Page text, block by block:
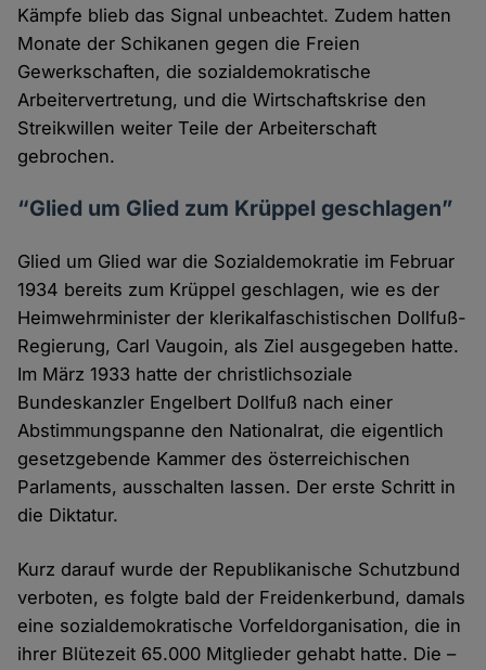
Kämpfe blieb das Signal unbeachtet. Zudem hatten
Monate der Schikanen gegen die Freien
Gewerkschaften, die sozialdemokratische
Arbeitervertretung, und die Wirtschaftskrise den
Streikwillen weiter Teile der Arbeiterschaft
gebrochen.
“Glied um Glied zum Krüppel geschlagen”
Glied um Glied war die Sozialdemokratie im Februar
1934 bereits zum Krüppel geschlagen, wie es der
Heimwehrminister der klerikalfaschistischen Dollfuß-
Regierung, Carl Vaugoin, als Ziel ausgegeben hatte.
Im März 1933 hatte der christlichsoziale
Bundeskanzler Engelbert Dollfuß nach einer
Abstimmungspanne den Nationalrat, die eigentlich
gesetzgebende Kammer des österreichischen
Parlaments, ausschalten lassen. Der erste Schritt in
die Diktatur.
Kurz darauf wurde der Republikanische Schutzbund
verboten, es folgte bald der Freidenkerbund, damals
eine sozialdemokratische Vorfeldorganisation, die in
ihrer Blütezeit 65.000 Mitglieder gehabt hatte. Die –